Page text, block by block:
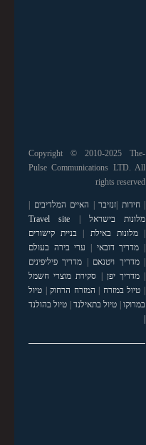
Copyright © 2010-2025 The-
Pulse Communications LTD. All
rights reserved
|חידות |זנזיבר | האיים המלדיבים |
מלונות בישראל |
Travel site
|מלונות באילת | בניית קישורים
| מדריך דובאי | ערי בירה בעולם
|מדריך ויטנאם | מדריך פיליפינים
|מדריך יפן | סקירת מוצרי חשמל
| טיול במזרח | המזרח הרחוק| טיול
במרוקו| טיול בתאילנד| טיול בהולנד
|